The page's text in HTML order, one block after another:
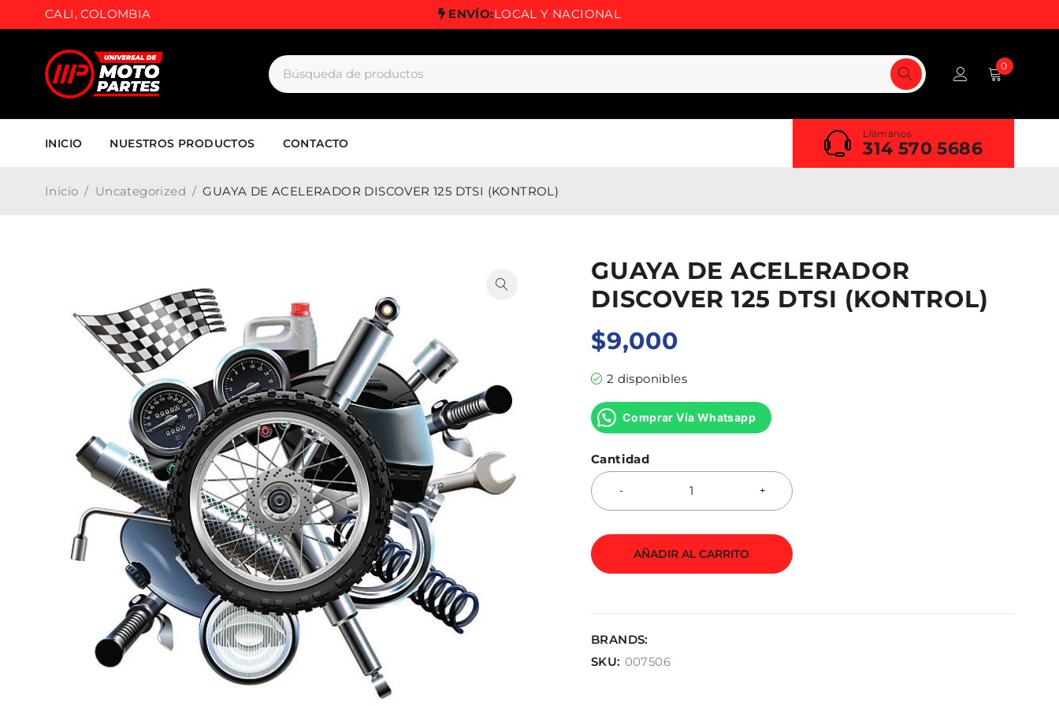
CALI, COLOMBIA ENVÍO:LOCAL Y NACIONAL
0
INICIO NUESTROS PRODUCTOS CONTACTO
Llámanos
314 570 5686
Inicio / Uncategorized / GUAYA DE ACELERADOR DISCOVER 125 DTSI (KONTROL)
GUAYA DE ACELERADOR
DISCOVER 125 DTSI (KONTROL)
$9,000
2 disponibles
Comprar Vía Whatsapp
Cantidad
AÑADIR AL CARRITO
BRANDS:
SKU: 007506